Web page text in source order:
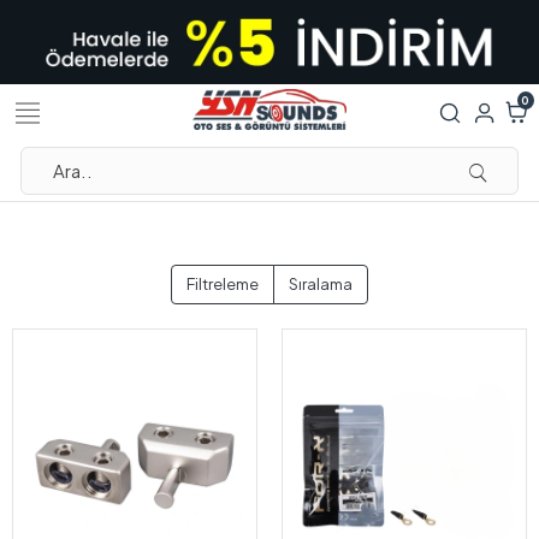
0
Filtreleme Sıralama